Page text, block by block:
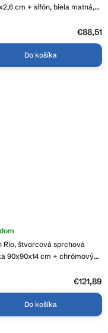
cm + sifón, biela matná,
€88,51
Do košíka
Rio, štvorcová sprchová
90x90x14 cm + chrómový
45109090
€121,89
Do košíka